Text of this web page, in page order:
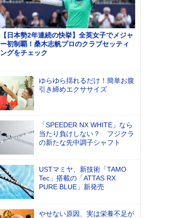
【日本勢2年連続の快挙】全英女子でメジャ
ー初制覇！桑木志帆プロのクラブセッティ
ングをチェック
ゆらゆら揺れるだけ！簡単お腹
引き締めエクササイズ
「SPEEDER NX WHITE」なら
当たり負けしない？ フジクラ
の新たな先中調子シャフト
USTマミヤ、新技術「TAMO
Tec」搭載の「ATTAS RX
PURE BLUE」新発売
やせない原因、実は栄養不足が